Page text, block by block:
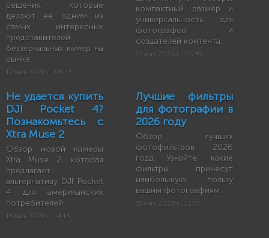
решения, которые
делают её одним из
самых интересных
представителей
беззеркальных камер на
рынке.
17 мая 2026 г., 08:15
компактный размер и
универсальность для
фотографов и
создателей контента.
17 мая 2026 г., 05:45
Не удается купить
DJI Pocket 4?
Познакомьтесь с
Xtra Muse 2
Обзор новой камеры
Xtra Muse 2, которая
предлагает
альтернативу DJI Pocket
4 для американских
потребителей.
15 мая 2026 г., 14:15
Лучшие фильтры
для фотографии в
2026 году
Обзор лучших
фотофильтров 2026
года. Узнайте, какие
фильтры принесут
наибольшую пользу
вашим фотографиям.
15 мая 2026 г., 13:45